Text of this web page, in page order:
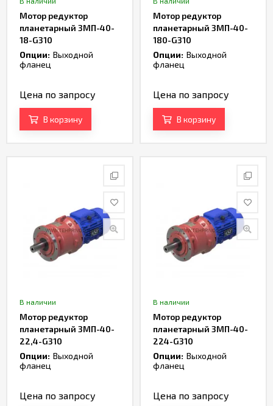
Мотор редуктор
планетарный 3МП-40-
18-G310
Опции: Выходной
фланец
Цена по запросу
В корзину
Мотор редуктор
планетарный 3МП-40-
180-G310
Опции: Выходной
фланец
Цена по запросу
В корзину
В наличии
Мотор редуктор
планетарный 3МП-40-
22,4-G310
Опции: Выходной
фланец
Цена по запросу
В наличии
Мотор редуктор
планетарный 3МП-40-
224-G310
Опции: Выходной
фланец
Цена по запросу